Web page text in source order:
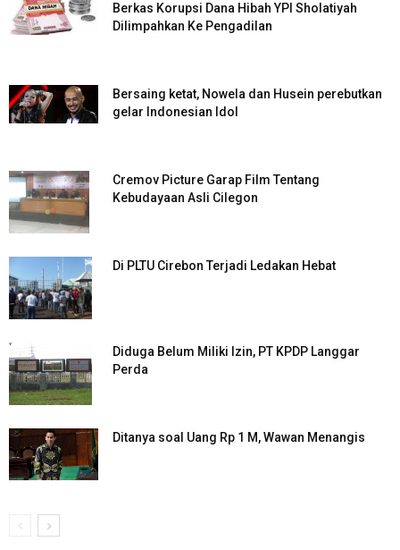
Berkas Korupsi Dana Hibah YPI Sholatiyah
Dilimpahkan Ke Pengadilan
Bersaing ketat, Nowela dan Husein perebutkan
gelar Indonesian Idol
Cremov Picture Garap Film Tentang
Kebudayaan Asli Cilegon
Di PLTU Cirebon Terjadi Ledakan Hebat
Diduga Belum Miliki Izin, PT KPDP Langgar
Perda
Ditanya soal Uang Rp 1 M, Wawan Menangis